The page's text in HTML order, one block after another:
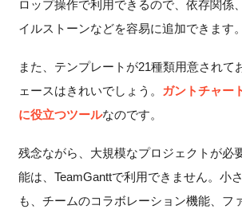
ロップ操作で利用できるので、依存関係
イルストーンなどを容易に追加できます。
また、テンプレートが21種類用意されて
ェースはきれいでしょう。 ガントチャー
に役立つツールなのです。
残念ながら、大規模なプロジェクトが必
能は、TeamGanttで利用できません。小
も、チームのコラボレーション機能、フ